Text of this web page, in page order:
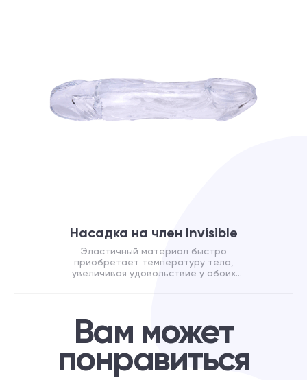
Насадка на член Invisible
Эластичный материал быстро
приобретает температуру тела,
увеличивая удовольствие у обоих
Вам может
понравиться